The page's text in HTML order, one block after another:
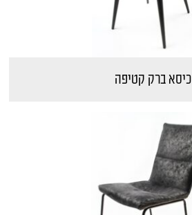
כיסא ברק קטיפה